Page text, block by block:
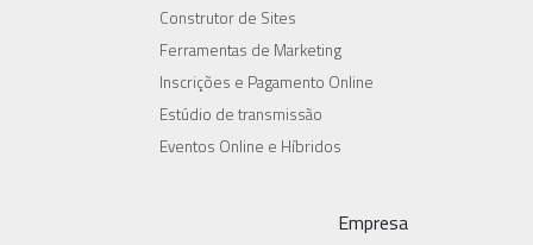
Construtor de Sites
Ferramentas de Marketing
Inscrições e Pagamento Online
Estúdio de transmissão
Eventos Online e Híbridos
Empresa